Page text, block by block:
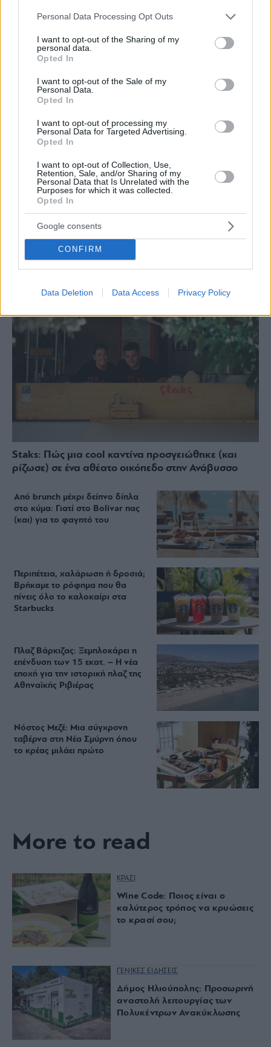
Please note that this website/app uses one or more Google
not limited to your visit or usage behaviour. You may click to
grant or deny consent to Google and its third-party tags to
use your data for below specified purposes in below Google
consent section.
Personal Data Processing Opt Outs
I want to opt-out of the Sharing of my
personal data.
Opted In
I want to opt-out of the Sale of my
Personal Data.
Opted In
I want to opt-out of processing my
Personal Data for Targeted Advertising.
Opted In
I want to opt-out of Collection, Use,
Retention, Sale, and/or Sharing of my
Personal Data that Is Unrelated with the
Purposes for which it was collected.
Opted In
Google consents
CONFIRM
Data Deletion Data Access Privacy Policy
αρχιτέκτονας που ήρθε στο Ελληνικό
Share this
Architecture & Design
ΔΙΑΒΑΣΤΕ ΑΚΟΜΑ
Staks: Πώς μια cool καντίνα προσγειώθηκε (και
ρίζωσε) σε ένα αθέατο οικόπεδο στην Ανάβυσσο
Από brunch μέχρι δείπνο δίπλα
στο κύμα: Γιατί στο Bolivar πας
(και) για το φαγητό του
Περιπέτεια, χαλάρωση ή δροσιά;
Βρήκαμε το ρόφημα που θα
πίνεις όλο το καλοκαίρι στα
Starbucks
Πλαζ Βάρκιζας: Ξεμπλοκάρει η
επένδυση των 15 εκατ. – Η νέα
εποχή για την ιστορική πλαζ της
Αθηναϊκής Ριβιέρας
Νόστος Μεζέ: Μια σύγχρονη
ταβέρνα στη Νέα Σμύρνη όπου
το κρέας μιλάει πρώτο
More to read
ΚΡΑΣΙ
Wine Code: Ποιος είναι ο
καλύτερος τρόπος να κρυώσεις
το κρασί σου;
ΓΕΝΙΚΕΣ ΕΙΔΗΣΕΙΣ
Δήμος Ηλιούπολης: Προσωρινή
αναστολή λειτουργίας των
Πολυκέντρων Ανακύκλωσης